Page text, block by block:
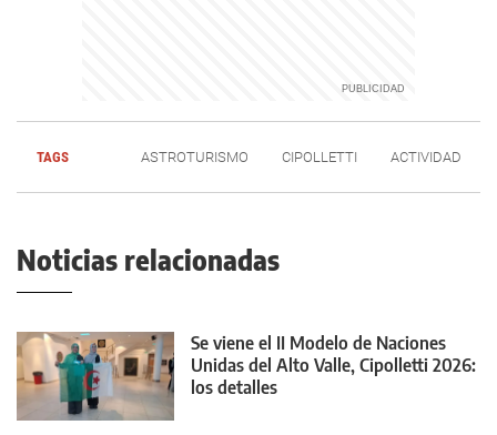
TAGS ASTROTURISMO CIPOLLETTI ACTIVIDAD
Noticias relacionadas
Se viene el II Modelo de Naciones
Unidas del Alto Valle, Cipolletti 2026:
los detalles